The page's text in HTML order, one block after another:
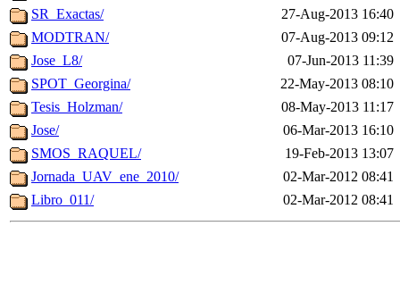
SR_Exactas/
27-Aug-2013 16:40
MODTRAN/
07-Aug-2013 09:12
Jose_L8/
07-Jun-2013 11:39
SPOT_Georgina/
22-May-2013 08:10
Tesis_Holzman/
08-May-2013 11:17
Jose/
06-Mar-2013 16:10
SMOS_RAQUEL/
19-Feb-2013 13:07
Jornada_UAV_ene_2010/
02-Mar-2012 08:41
Libro_011/
02-Mar-2012 08:41